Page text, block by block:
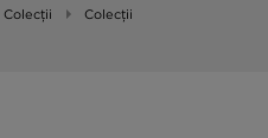
Colecții
Colecții